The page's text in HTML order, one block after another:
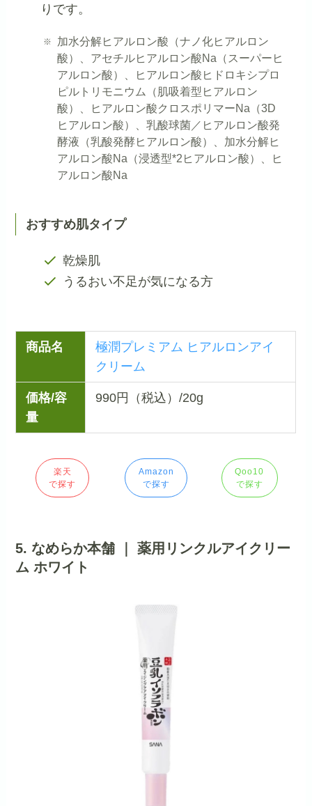
りです。
加水分解ヒアルロン酸（ナノ化ヒアルロン
酸）、アセチルヒアルロン酸Na（スーパーヒ
アルロン酸）、ヒアルロン酸ヒドロキシプロ
ピルトリモニウム（肌吸着型ヒアルロン
酸）、ヒアルロン酸クロスポリマーNa（3D
ヒアルロン酸）、乳酸球菌／ヒアルロン酸発
酵液（乳酸発酵ヒアルロン酸）、加水分解ヒ
アルロン酸Na（浸透型*2ヒアルロン酸）、ヒ
アルロン酸Na
おすすめ肌タイプ
乾燥肌
うるおい不足が気になる方
商品名
極潤プレミアム ヒアルロンアイ
クリーム
価格/容
量
990円（税込）/20g
楽天
で探す
Amazon
で探す
Qoo10
で探す
5. なめらか本舗 ｜ 薬用リンクルアイクリー
ム ホワイト